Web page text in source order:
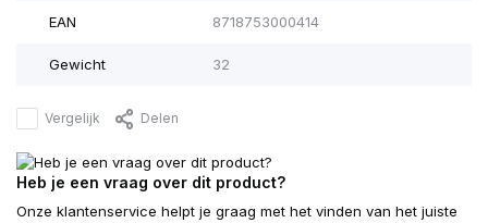
EAN 8718753000414
Gewicht 32
Vergelijk Delen
Heb je een vraag over dit product?
Onze klantenservice helpt je graag met het vinden van het juiste